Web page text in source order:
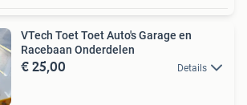
VTech Toet Toet Auto's Garage en
Racebaan Onderdelen
€ 25,00 Details